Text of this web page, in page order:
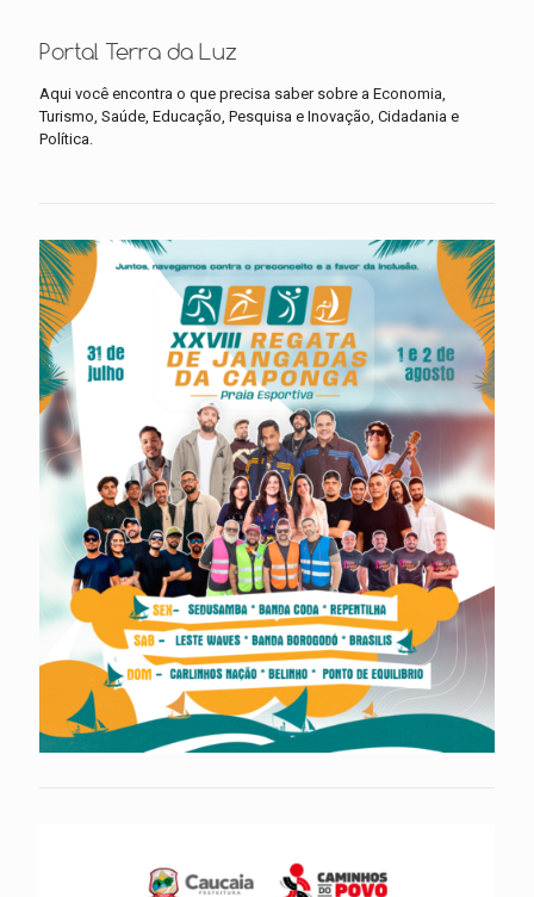
Portal Terra da Luz
Aqui você encontra o que precisa saber sobre a Economia,
Turismo, Saúde, Educação, Pesquisa e Inovação, Cidadania e
Política.